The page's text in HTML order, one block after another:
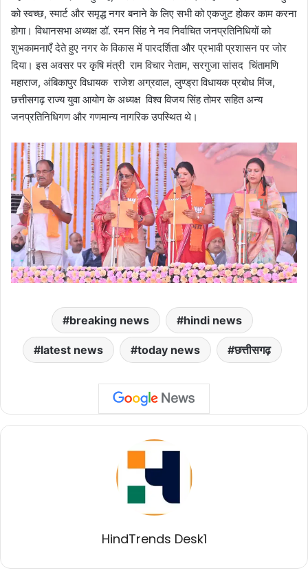
को स्वच्छ, स्मार्ट और समृद्ध नगर बनाने के लिए सभी को एकजुट होकर काम करना
होगा। विधानसभा अध्यक्ष डॉ. रमन सिंह ने नव निर्वाचित जनप्रतिनिधियों को
शुभकामनाएँ देते हुए नगर के विकास में पारदर्शिता और प्रभावी प्रशासन पर जोर
दिया। इस अवसर पर कृषि मंत्री राम विचार नेताम, सरगुजा सांसद चिंतामणि
महाराज, अंबिकापुर विधायक राजेश अग्रवाल, लुण्ड्रा विधायक प्रबोध मिंज,
छत्तीसगढ़ राज्य युवा आयोग के अध्यक्ष विश्व विजय सिंह तोमर सहित अन्य
जनप्रतिनिधिगण और गणमान्य नागरिक उपस्थित थे।
breaking news hindi news
latest news today news छत्तीसगढ़
HindTrends Desk1